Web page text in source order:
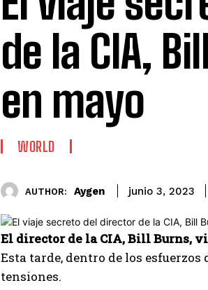
de la CIA,
en mayo
WORLD
AUTHOR: Aygen junio 3, 2023
El director de la CIA, Bill Burns,
Esta tarde, dentro de los
tensiones.